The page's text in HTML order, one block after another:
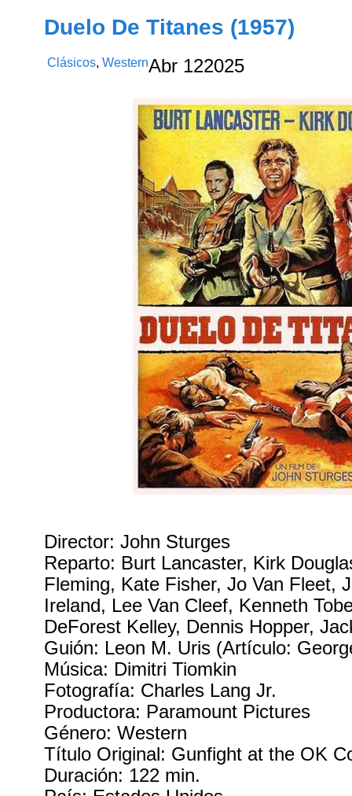
Duelo De Titanes (1957)
Clásicos,WesternAbr 122025
Director: John Sturges
Reparto: Burt Lancaster, Kirk
Fleming, Kate Fisher, Jo Van Fleet,
Ireland, Lee Van Cleef, Kenneth
DeForest Kelley, Dennis Hopper,
Guión: Leon M. Uris (Artículo:
Música: Dimitri Tiomkin
Fotografía: Charles Lang Jr.
Productora: Paramount Pictures
Género: Western
Título Original: Gunfight at the OK
Duración: 122 min.